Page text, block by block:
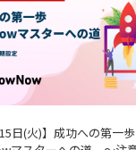
15日(火)】成功への第一